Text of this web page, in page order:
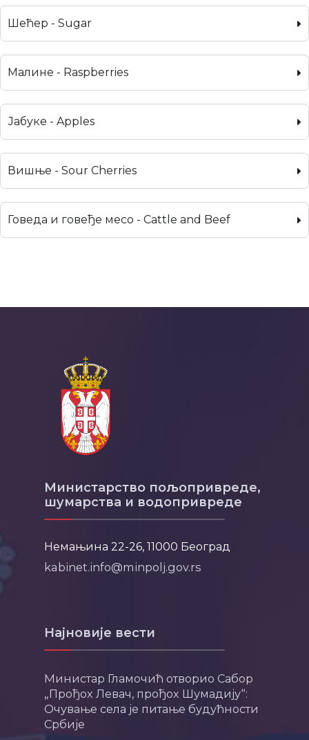
Шећер - Sugar
Малине - Raspberries
Јабуке - Apples
Вишње - Sour Cherries
Говеда и говеђе месо - Cattle and Beef
Министарство пољопривреде,
шумарства и водопривреде
Немањина 22-26, 11000 Београд
kabinet.info@minpolj.gov.rs
Најновије вести
Министар Гламочић отворио Сабор
„Прођох Левач, прођох Шумадију“:
Очување села је питање будућности
Србије